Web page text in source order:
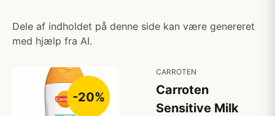
Dele af indholdet på denne side kan være genereret
med hjælp fra AI.
-20%
CARROTEN
Carroten
Sensitive Milk